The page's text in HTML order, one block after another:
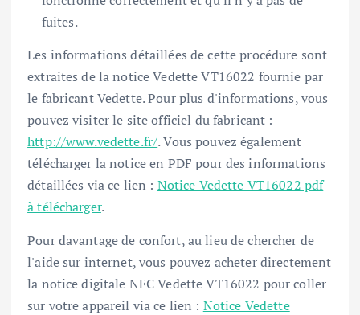
fuites.
Les informations détaillées de cette procédure sont
extraites de la notice Vedette VT16022 fournie par
le fabricant Vedette. Pour plus d'informations, vous
pouvez visiter le site officiel du fabricant :
http://www.vedette.fr/. Vous pouvez également
télécharger la notice en PDF pour des informations
détaillées via ce lien : Notice Vedette VT16022 pdf
à télécharger.
Pour davantage de confort, au lieu de chercher de
l'aide sur internet, vous pouvez acheter directement
la notice digitale NFC Vedette VT16022 pour coller
sur votre appareil via ce lien : Notice Vedette